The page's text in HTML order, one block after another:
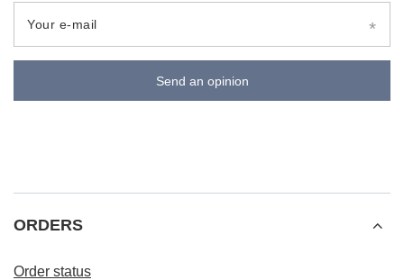
Your e-mail
Send an opinion
ORDERS
Order status